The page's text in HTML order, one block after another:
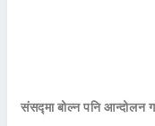
संसद्मा बोल्न पनि आन्दोलन